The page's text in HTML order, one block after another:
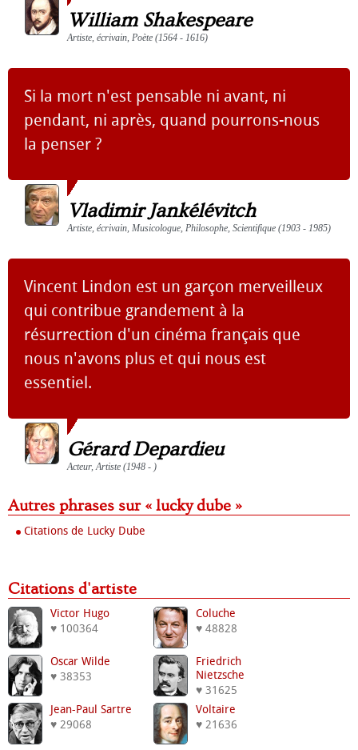
William Shakespeare
Artiste, écrivain, Poète (1564 - 1616)
Si la mort n'est pensable ni avant, ni
pendant, ni après, quand pourrons-nous
la penser ?
Vladimir Jankélévitch
Artiste, écrivain, Musicologue, Philosophe, Scientifique (1903 - 1985)
Vincent Lindon est un garçon merveilleux
qui contribue grandement à la
résurrection d'un cinéma français que
nous n'avons plus et qui nous est
essentiel.
Gérard Depardieu
Acteur, Artiste (1948 - )
Autres phrases sur « lucky dube »
Citations de Lucky Dube
Citations d'artiste
Victor Hugo
♥ 100364
Coluche
♥ 48828
Oscar Wilde
♥ 38353
Friedrich
Nietzsche
♥ 31625
Jean-Paul Sartre
♥ 29068
Voltaire
♥ 21636